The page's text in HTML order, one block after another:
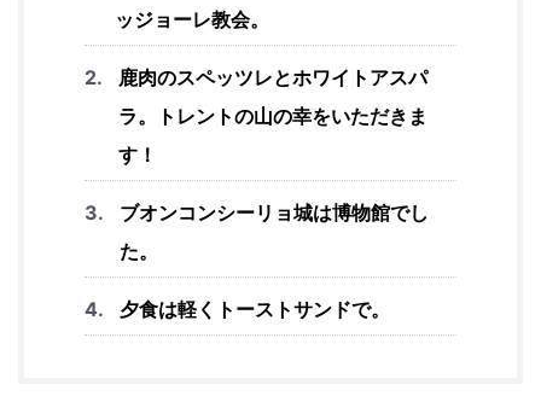
ッジョーレ教会。
鹿肉のスペッツレとホワイトアスパ
ラ。トレントの山の幸をいただきま
す！
ブオンコンシーリョ城は博物館でし
た。
夕食は軽くトーストサンドで。